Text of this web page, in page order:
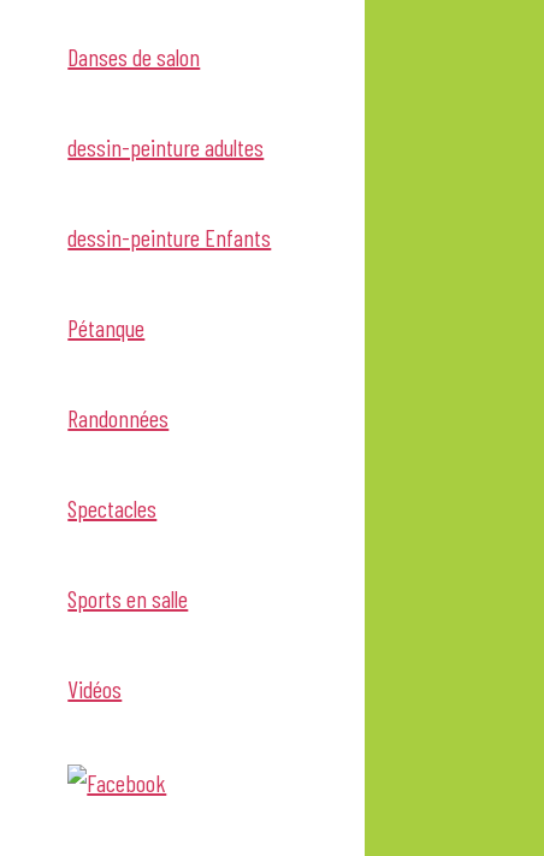
Danses de salon
dessin-peinture adultes
dessin-peinture Enfants
Pétanque
Randonnées
Spectacles
Sports en salle
Vidéos